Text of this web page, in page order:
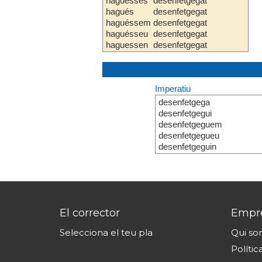
hagués
haguéssem
haguésseu
haguessen
desenfetgegat
desenfetgegat
desenfetgegat
desenfetgegat
Imperatiu
desenfetgega
desenfetgegui
desenfetgeguem
desenfetgegueu
desenfetgeguin
El corrector
Selecciona el teu pla
Qui